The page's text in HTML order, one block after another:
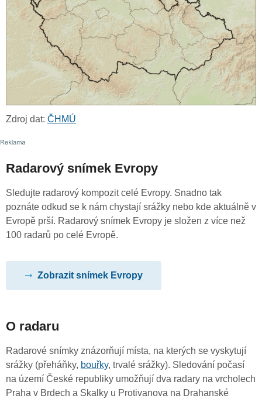
Zdroj dat: ČHMÚ
Radarový snímek Evropy
Sledujte radarový kompozit celé Evropy. Snadno tak
poznáte odkud se k nám chystají srážky nebo kde aktuálně v
Evropě prší. Radarový snímek Evropy je složen z více než
100 radarů po celé Evropě.
Zobrazit snímek Evropy
O radaru
Radarové snímky znázorňují místa, na kterých se vyskytují
srážky (přeháňky, bouřky, trvalé srážky). Sledování počasí
na území České republiky umožňují dva radary na vrcholech
Praha v Brdech a Skalky u Protivanova na Drahanské